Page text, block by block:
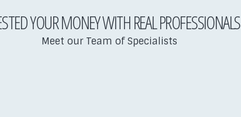
YOUR MONEY WITH REAL PROFESSIONALS
Meet our Team of Specialists